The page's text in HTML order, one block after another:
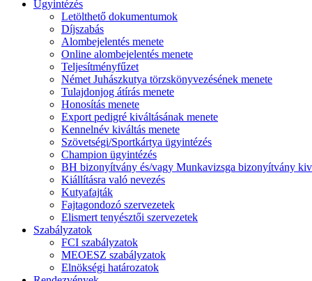
Ügyintézés
Letölthető dokumentumok
Díjszabás
Alombejelentés menete
Online alombejelentés menete
Teljesítményfűzet
Német Juhászkutya törzskönyvezésének menete
Tulajdonjog átírás menete
Honosítás menete
Export pedigré kiváltásának menete
Kennelnév kiváltás menete
Szövetségi/Sportkártya ügyintézés
Champion ügyintézés
BH bizonyítvány és/vagy Munkavizsga bizonyítvány
Kiállításra való nevezés
Kutyafajták
Fajtagondozó szervezetek
Elismert tenyésztői szervezetek
Szabályzatok
FCI szabályzatok
MEOESZ szabályzatok
Elnökségi határozatok